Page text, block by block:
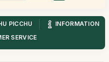
PICCHU
INFORMATION
SERVICE